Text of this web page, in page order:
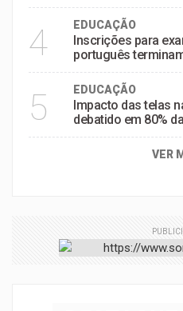
4 EDUCAÇÃO
Inscrições para
português
5 EDUCAÇÃO
Impacto das telas
debatido em 80%
VER